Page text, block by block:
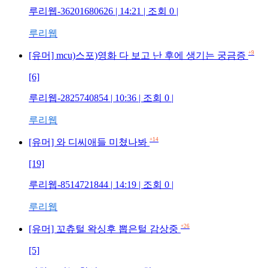
루리웹-36201680626 | 14:21 | 조회 0 |
루리웹
[유머] mcu)스포)영화 다 보고 난 후에 생기는 궁금증 +9
[6]
루리웹-2825740854 | 10:36 | 조회 0 |
루리웹
[유머] 와 디씨애들 미쳤나봐 +14
[19]
루리웹-8514721844 | 14:19 | 조회 0 |
루리웹
[유머] 꼬츄털 왁싱후 뽑은털 감상중 +26
[5]